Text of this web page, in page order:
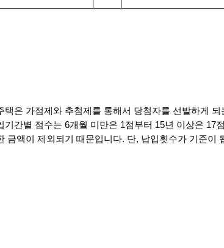
택은 가점제와 추첨제를 통해서 당첨자를 선발하게
기간별 점수는 6개월 미만은 1점부터 15년 이상은
금액이 제외되기 때문입니다. 단, 납입횟수가 기준이